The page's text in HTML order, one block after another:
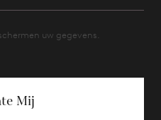
uw gegevens.
Mij